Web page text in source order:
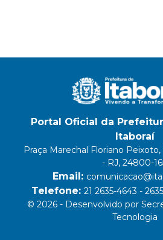
Portal Oficial da
Itaboraí
Praça Marechal Floriano
- RJ, 24800-
Email:
Telefone: 21 2635-4643 -
© 2026 - Desenvolvido por
Tecnologia